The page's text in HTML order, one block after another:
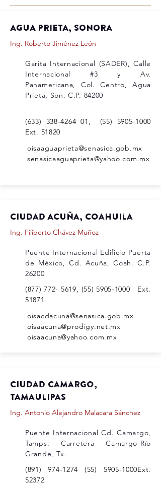
AGUA PRIETA, SONORA
Ing. Roberto Jiménez León
Garita Internacional (SADER), Calle
Internacional #3 y Av.
Panamericana, Col. Centro, Agua
Prieta, Son. C.P. 84200
(633) 338-4264 01 , (55) 5905-1000
Ext. 51820
oisaaguaprieta@senasica.gob.mx
senasicaaguaprieta@yahoo.com.mx
Ciudad Acuña, Coahuila
Ing. Filiberto Chávez Muñoz
Puente Internacional Edificio Puerta
de México, Cd. Acuña, Coah. C.P.
26200
(877) 772- 5619, (55) 5905-1000 Ext.
51871
oisacdacuna@senasica.gob.mx
oisaacuna@prodigy.net.mx
oisaacuna@yahoo.com.mx
Ciudad camargo,
tamaulipas
Ing. Antonio Alejandro Malacara Sánchez
Puente Internacional Cd. Camargo,
Tamps. Carretera Camargo-Río
Grande, Tx.
(891) 974-1274 (55) 5905-1000Ext.
52372